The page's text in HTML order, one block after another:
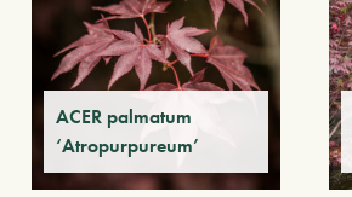
ACER palmatum
‘Atropurpureum’